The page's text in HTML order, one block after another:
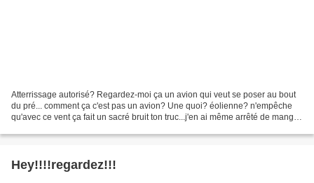
Atterrissage autorisé? Regardez-moi ça un avion qui veut se poser au bout
du pré... comment ça c'est pas un avion? Une quoi? éolienne? n'empêche
qu'avec ce vent ça fait un sacré bruit ton truc...j'en ai même arrêté de manger
Hey!!!!regardez!!!